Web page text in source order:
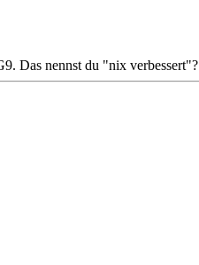
Das nennst du "nix verbessert"?